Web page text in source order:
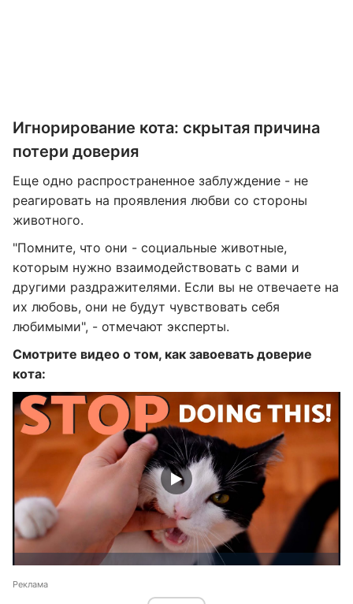
Игнорирование кота: скрытая причина
потери доверия
Еще одно распространенное заблуждение - не
реагировать на проявления любви со стороны
животного.
"Помните, что они - социальные животные,
которым нужно взаимодействовать с вами и
другими раздражителями. Если вы не отвечаете на
их любовь, они не будут чувствовать себя
любимыми", - отмечают эксперты.
Смотрите видео о том, как завоевать доверие
кота:
Реклама